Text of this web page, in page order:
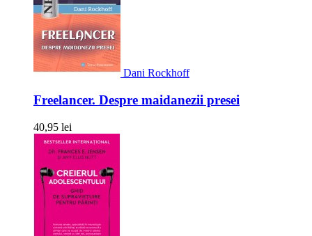
Dani Rockhoff
Freelancer. Despre maidanezii presei
40,95 lei